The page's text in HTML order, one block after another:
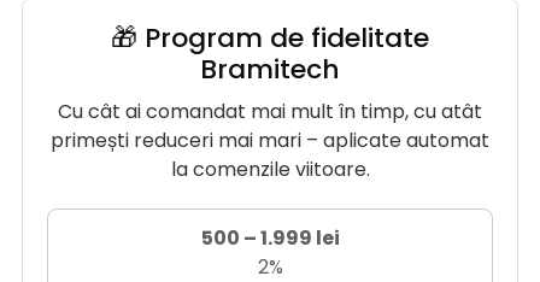
🎁 Program de fidelitate
Bramitech
Cu cât ai comandat mai mult în timp, cu atât
primești reduceri mai mari – aplicate automat
la comenzile viitoare.
500 – 1.999 lei
2%